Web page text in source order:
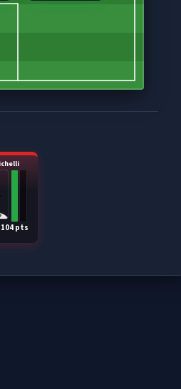
104 pts